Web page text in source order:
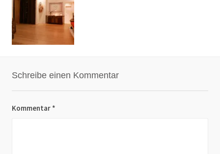
Schreibe einen Kommentar
Kommentar *